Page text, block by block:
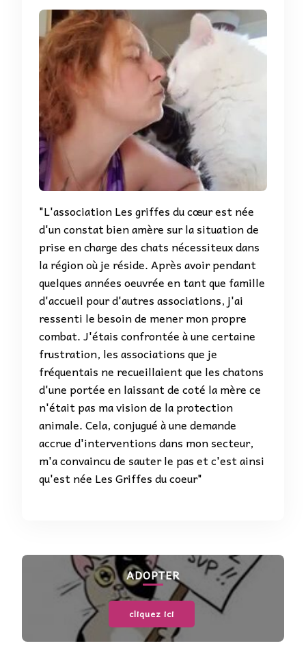
"L'association Les griffes du cœur est née
d'un constat bien amère sur la situation de
prise en charge des chats nécessiteux dans
la région où je réside. Après avoir pendant
quelques années oeuvrée en tant que famille
d'accueil pour d'autres associations, j'ai
ressenti le besoin de mener mon propre
combat. J'étais confrontée à une certaine
frustration, les associations que je
fréquentais ne recueillaient que les chatons
d'une portée en laissant de coté la mère ce
n'était pas ma vision de la protection
animale. Cela, conjugué à une demande
accrue d'interventions dans mon secteur,
m'a convaincu de sauter le pas et c'est ainsi
qu'est née Les Griffes du coeur"
ADOPTER
cliquez ici